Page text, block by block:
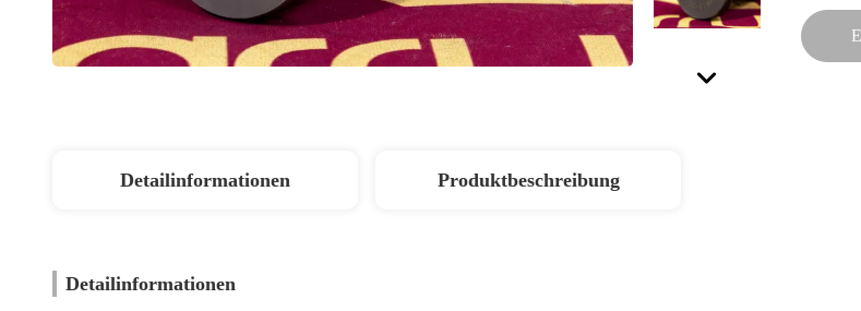
Detailinformationen Produktbeschreibung
Detailinformationen